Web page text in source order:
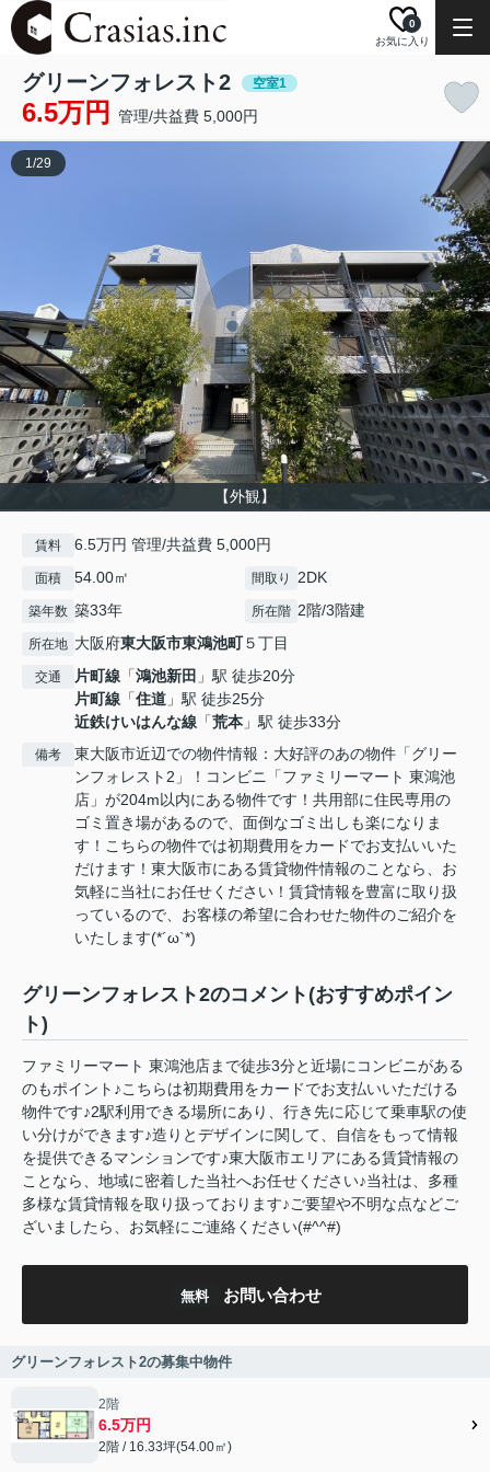
お気に入り
0
グリーンフォレスト2 空室1
6.5万円 管理/共益費 5,000円
【外観】
1/29
賃料 6.5万円 管理/共益費 5,000円
面積 54.00㎡ 間取り 2DK
築年数 築33年 所在階 2階/3階建
所在地 大阪府東大阪市東鴻池町５丁目
交通 片町線 「鴻池新田 」駅 徒歩20分
片町線 「住道 」駅 徒歩25分
近鉄けいはんな線 「荒本 」駅 徒歩33分
備考
東大阪市近辺での物件情報：大好評のあの物件「グリー
ンフォレスト2」！コンビニ「ファミリーマート 東鴻池
店」が204m以内にある物件です！共用部に住民専用の
ゴミ置き場があるので、面倒なゴミ出しも楽になりま
す！こちらの物件では初期費用をカードでお支払いいた
だけます！東大阪市にある賃貸物件情報のことなら、お
気軽に当社にお任せください！賃貸情報を豊富に取り扱
っているので、お客様の希望に合わせた物件のご紹介を
いたします(*´ω`*)
グリーンフォレスト2のコメント(おすすめポイン
ト)
ファミリーマート 東鴻池店まで徒歩3分と近場にコンビニがある
のもポイント♪こちらは初期費用をカードでお支払いいただける
物件です♪2駅利用できる場所にあり、行き先に応じて乗車駅の使
い分けができます♪造りとデザインに関して、自信をもって情報
を提供できるマンションです♪東大阪市エリアにある賃貸情報の
ことなら、地域に密着した当社へお任せください♪当社は、多種
多様な賃貸情報を取り扱っております♪ご要望や不明な点などご
ざいましたら、お気軽にご連絡ください(#^^#)
無料 お問い合わせ
グリーンフォレスト2の募集中物件
2階
6.5万円
2階 / 16.33坪(54.00㎡)